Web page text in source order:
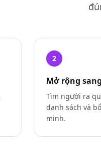
2
Mở rộng
Tìm người ra
danh sách và
minh.